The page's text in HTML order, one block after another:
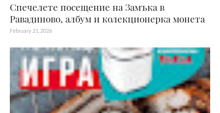
Спечелете посещение на Замъка в
Равадиново, албум и колекционерка монета
February 21, 2026